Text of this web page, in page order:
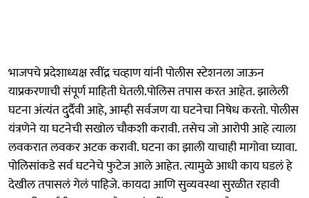
भाजपचे प्रदेशाध्यक्ष रवींद्र चव्हाण यांनी पोलीस स्टेशनला जाऊन
याप्रकरणाची संपूर्ण माहिती घेतली.पोलिस तपास करत आहेत. झालेली
घटना अंत्यंत दु्र्दैवी आहे, आम्ही सर्वजण या घटनेचा निषेध करतो. पोलीस
यंत्रणेने या घटनेची सखोल चौकशी करावी. तसेच जो आरोपी आहे त्याला
लवकरात लवकर अटक करावी. घटना का झाली याचाही मागोवा घ्यावा.
पोलिसांकडे सर्व घटनेचे फुटेज आले आहेत. त्यामुळे आधी काय घडलं हे
देखील तपासलं गेलं पाहिजे. कायदा आणि सुव्यवस्था सुरळीत रहावी